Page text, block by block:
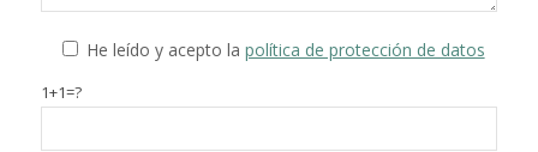
He leído y acepto la política de protección de datos
1+1=?